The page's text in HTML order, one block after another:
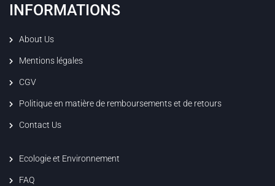
INFORMATIONS
About Us
Mentions légales
CGV
Politique en matière de remboursements et de retours
Contact Us
Ecologie et Environnement
FAQ